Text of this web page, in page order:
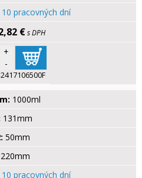
pracovných dní
€s DPH
+
-
1000ml
131mm
50mm
220mm
pracovných dní